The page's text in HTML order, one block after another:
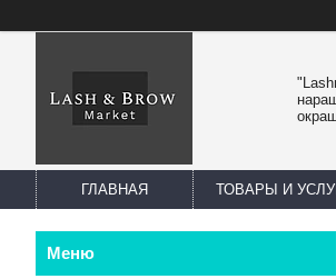
ГЛАВНАЯ ТОВАРЫ И